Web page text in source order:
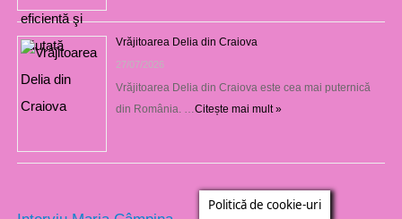
Vrăjitoarea Delia din Craiova
27/07/2026
Vrăjitoarea Delia din Craiova este cea mai puternică
din România. … Citește mai mult »
Politică de cookie-uri